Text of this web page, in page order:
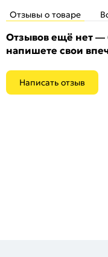
Отзывы о товаре
Отзывов ещё нет —
напишете свои
Написать отзыв